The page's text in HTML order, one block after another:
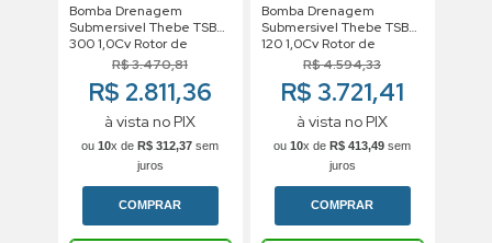
Bomba Drenagem
Submersivel Thebe TSBE
300 1,0Cv Rotor de
96,5mm Monofasico
Motor Weg IP68 220V
R$3.470,81
R$ 2.811,36
à vista no PIX
ou 10x de R$ 312,37 sem
juros
COMPRAR
Bomba Drenagem
Submersivel Thebe TSB
120 1,0Cv Rotor de
100mm Trifasico Motor
R$4.594,33
R$ 3.721,41
à vista no PIX
ou 10x de R$ 413,49 sem
juros
COMPRAR